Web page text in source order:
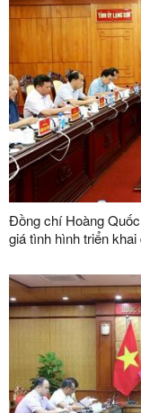
Đồng chí Hoàng
giá tình hình triển